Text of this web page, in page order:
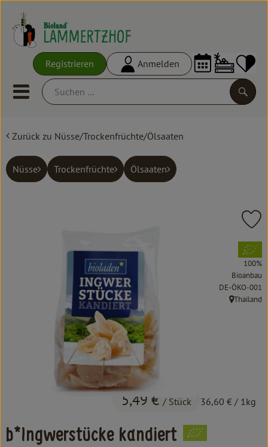
Registrieren Anmelden
Mobiles Menu öffnen oder
Ökokisten
Frisches
Kochen & Backen
Zurück zu Nüsse/Trockenfrüchte/Ölsaaten
Nüsse Trockenfrüchte Ölsaaten
b*Ingwerstücke kandiert
5,49 € / Stück 36,60 € / 1kg
, Verband:
100%
Bioanbau
, Kontrollstelle:
DE-ÖKO-001
, Herkunft:
Thailand